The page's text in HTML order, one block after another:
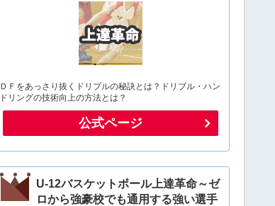
ＤＦをあっさり抜くドリブルの秘訣とは？ドリブル・ハン
ドリングの技術向上の方法とは？
公式ページ
U-12バスケットボール上達革命～ゼ
ロから強豪校でも通用する強い選手